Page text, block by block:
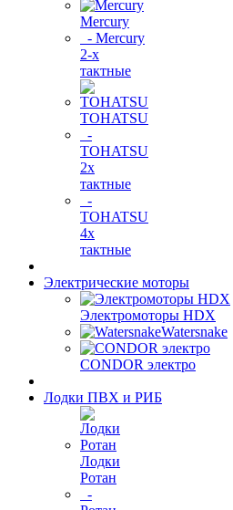
Mercury
- Mercury
2-х
тактные
TOHATSU
-
TOHATSU
2х
тактные
-
TOHATSU
4х
тактные
Электрические моторы
Электромоторы HDX
Watersnake
CONDOR электро
Лодки ПВХ и РИБ
Лодки
Ротан
-